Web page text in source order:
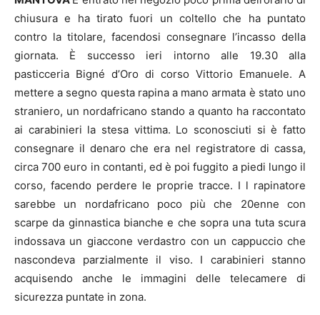
chiusura e ha tirato fuori un coltello che ha puntato
contro la titolare, facendosi consegnare l’incasso della
giornata. È successo ieri intorno alle 19.30 alla
pasticceria Bigné d’Oro di corso Vittorio Emanuele. A
mettere a segno questa rapina a mano armata è stato uno
straniero, un nordafricano stando a quanto ha raccontato
ai carabinieri la stesa vittima. Lo sconosciuti si è fatto
consegnare il denaro che era nel registratore di cassa,
circa 700 euro in contanti, ed è poi fuggito a piedi lungo il
corso, facendo perdere le proprie tracce. I l rapinatore
sarebbe un nordafricano poco più che 20enne con
scarpe da ginnastica bianche e che sopra una tuta scura
indossava un giaccone verdastro con un cappuccio che
nascondeva parzialmente il viso. I carabinieri stanno
acquisendo anche le immagini delle telecamere di
sicurezza puntate in zona.